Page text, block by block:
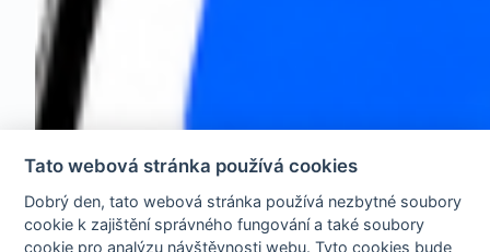
Tato webová stránka používá cookies
Dobrý den, tato webová stránka používá nezbytné soubory
cookie k zajištění správného fungování a také soubory
cookie pro analýzu návštěvnosti webu. Tyto cookies bude